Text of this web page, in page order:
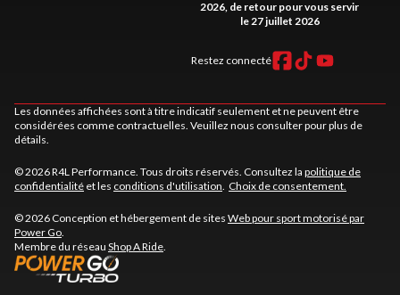
2026, de retour pour vous servir
le 27 juillet 2026
Restez connecté
Les données affichées sont à titre indicatif seulement et ne peuvent être
considérées comme contractuelles. Veuillez nous consulter pour plus de
détails.
© 2026 R4L Performance. Tous droits réservés. Consultez la politique de
confidentialité et les conditions d'utilisation. Choix de consentement.
© 2026 Conception et hébergement de sites Web pour sport motorisé par
Power Go.
Membre du réseau Shop A Ride.